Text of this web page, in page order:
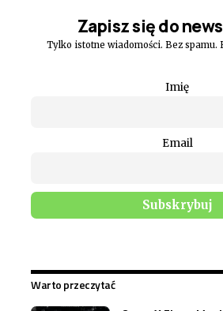
Zapisz się do
Tylko istotne wiadomości. Bez spamu.
Imię
Email
Warto przeczytać